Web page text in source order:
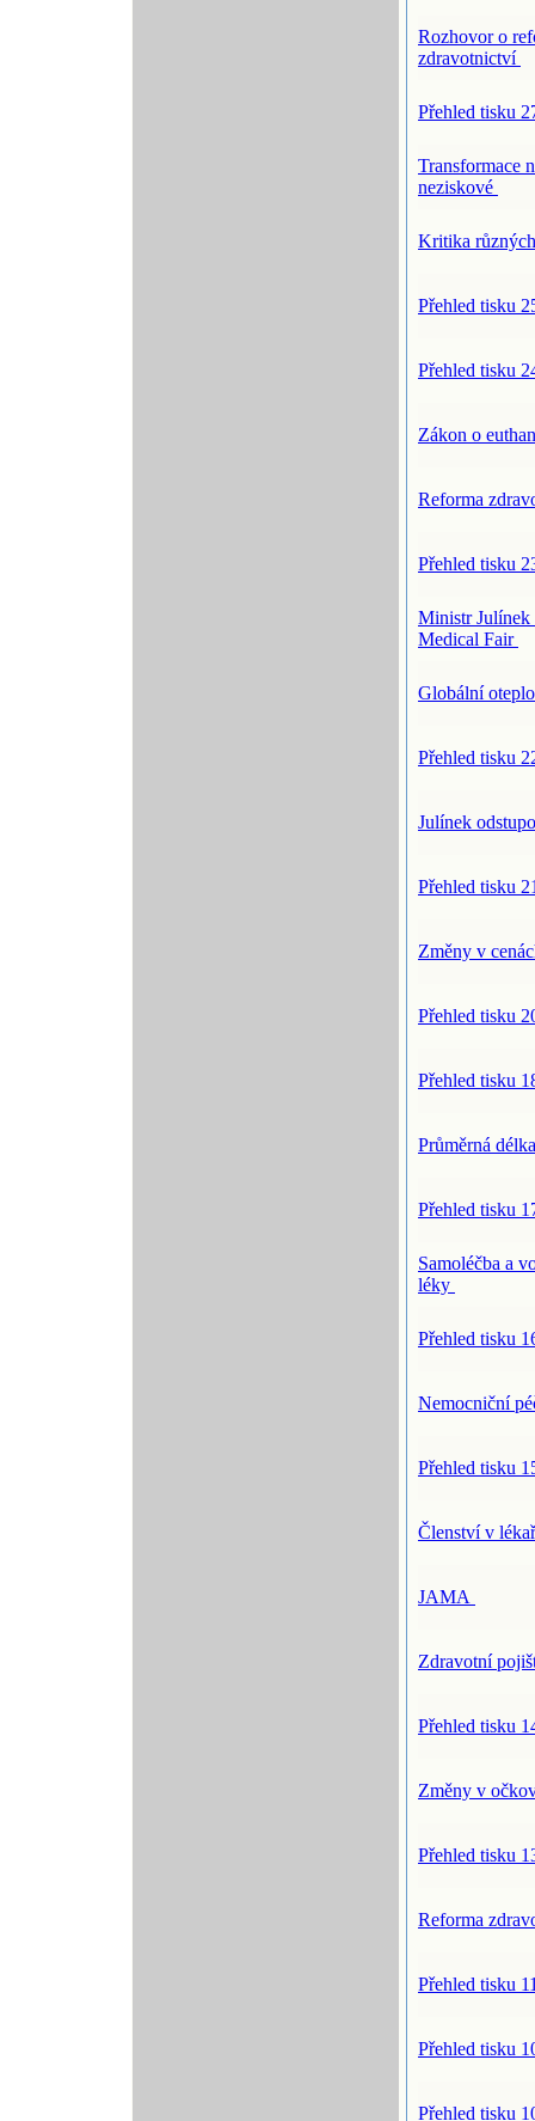
Rozhovor o
zdravotnictví
Přehled tisku
Transformace
neziskové
Kritika
Přehled tisku
Přehled tisku
Zákon o
Reforma
Přehled tisku
Ministr Julínek
Medical Fair
Globální
Přehled tisku
Julínek
Přehled tisku
Změny v
Přehled tisku
Přehled tisku
Průměrná
Přehled tisku
Samoléčba a
léky
Přehled tisku
Nemocniční
Přehled tisku
Členství v
JAMA
Zdravotní
Přehled tisku
Změny v
Přehled tisku
Reforma
Přehled tisku
Přehled tisku
Přehled tisku